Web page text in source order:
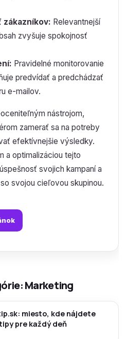
zákazníkov: Relevantnejší
zvyšuje spokojnosť
Pravidelné monitorovanie
predvídať a predchádzať
e-mailov.
nástrojom,
zamerať sa na potreby
efektívnejšie výsledky.
a optimalizáciou tejto
svojich kampaní a
svojou cieľovou skupinou.
Marketing
miesto, kde nájdete
pre každý deň